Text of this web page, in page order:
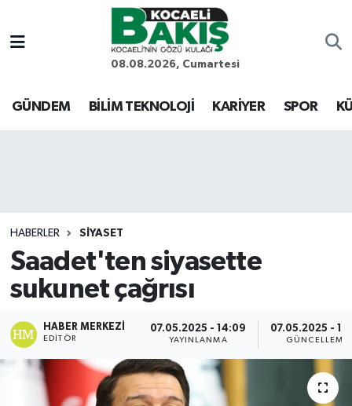
08.08.2026, Cumartesi
GÜNDEM BİLİM TEKNOLOJİ KARİYER SPOR
HABERLER SİYASET
Saadet'ten siyasette
sukunet çağrısı
HABER MERKEZI
EDITÖR
07.05.2025 - 14:09
YAYINLANMA
07.05.2025 -
GÜNCELLEME
Kocaeli Nöbetçi Eczaneler
Kocaeli Hava Durumu
Son Dakika Haberleri
Haber Arşivi